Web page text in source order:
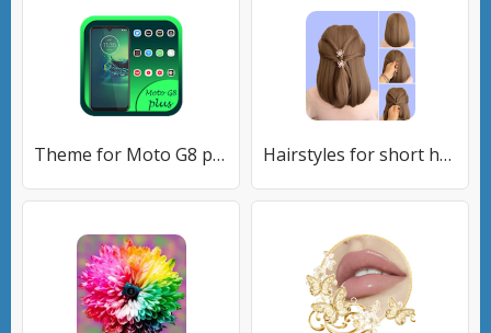
Theme for Moto G8 plus /Launcher moto g8 plus Hairstyles for short hair Girls